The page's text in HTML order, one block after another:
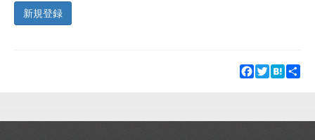
新規登録
Facebook
TwitterHatena